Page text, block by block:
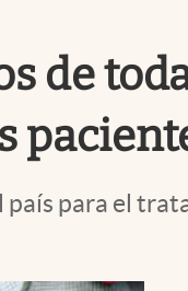
de
para el